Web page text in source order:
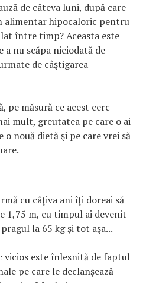
de câteva luni, după care
alimentar hipocaloric pentru
între timp? Aceasta este
a nu scăpa niciodată de
de câştigarea
pe măsură ce acest cerc
mult, greutatea pe care o ai
o nouă dietă şi pe care vrei să
cu câţiva ani îţi doreai să
1,75 m, cu timpul ai devenit
la 65 kg şi tot aşa...
vicios este înlesnită de faptul
pe care le declanşează